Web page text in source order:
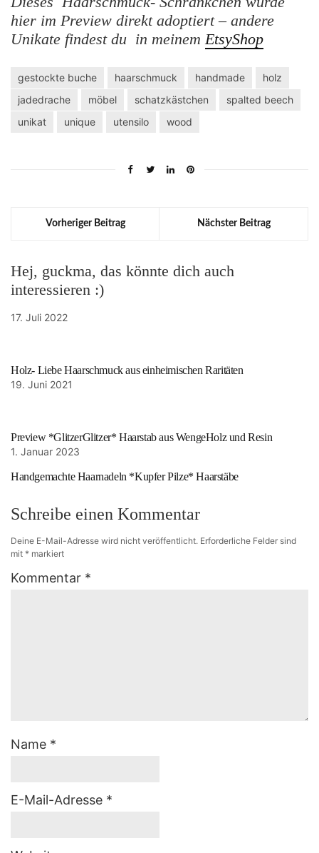
hier im Preview direkt adoptiert – andere
Unikate findest du in meinemEtsyShop
gestockte buche haarschmuck handmade
holz
jadedrache
möbel schatzkästchen
spalted beech
unikat
unique utensilo wood
Vorheriger Beitrag Nächster Beitrag
Hej, guckma, das könnte dich auch
interessieren :)
17. Juli 2022
Holz- Liebe Haarschmuck aus einheimischen Raritäten
19. Juni 2021
Preview *GlitzerGlitzer* Haarstab aus WengeHolz und Resin
1. Januar 2023
Handgemachte Haarnadeln *Kupfer Pilze* Haarstäbe
Schreibe einen Kommentar
Deine E-Mail-Adresse wird nicht veröffentlicht. Erforderliche Felder sind
mit * markiert
Kommentar *
Name *
E-Mail-Adresse *